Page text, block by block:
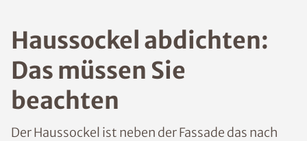
Haussockel abdichten:
Das müssen Sie
beachten
Der Haussockel ist neben der Fassade das nach